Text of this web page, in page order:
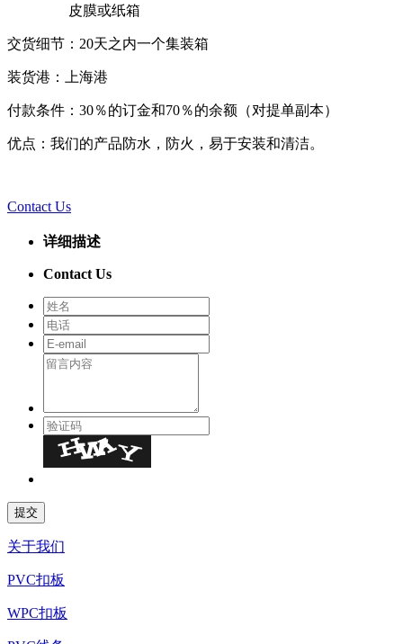
皮膜或纸箱
交货细节：20天之内一个集装箱
装货港：上海港
付款条件：30％的订金和70％的余额（对提单副本）
优点：我们的产品防水，防火，易于安装和清洁。
Contact Us
详细描述
Contact Us
关于我们
PVC扣板
WPC扣板